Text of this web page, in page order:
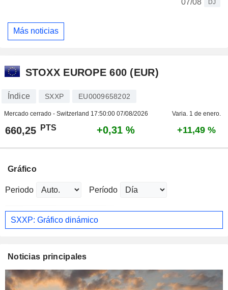
DJ
Más noticias
STOXX EUROPE 600 (EUR)
Índice SXXP EU0009658202
Mercado cerrado - Switzerland 17:50:00 07/08/2026 Varia. 1 de enero.
660,25 PTS +0,31 % +11,49 %
Gráfico
Periodo Período
SXXP: Gráfico dinámico
Noticias principales